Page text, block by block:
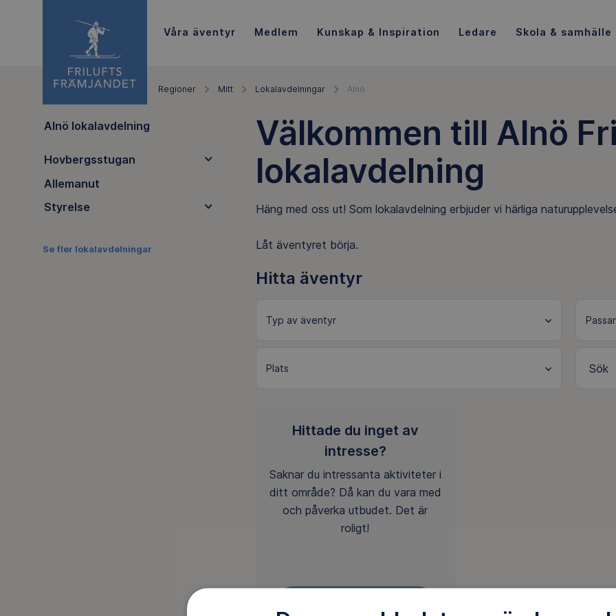
Våra äventyr Medlem Kunskap & Inspiration Ledare Skola & samhälle
Regioner Mitt Lokalavdelningar Alnö
Alnö lokalavdelning
Hovbergsstugan
Allemanut
Styrelse
Se fler lokalavdelningar
Välkommen till Alnö
lokalavdelning
Häng med oss ut! Som lokalavdelning erbjuder vi härliga
Låt äventyret börja.
Hitta äventyr
Sök
Hittade du inget av
intresse?
Saknar du intressanta aktiviteter i
ditt område? Då kan du vara med
och påverka utbudet. Det är
roligt!